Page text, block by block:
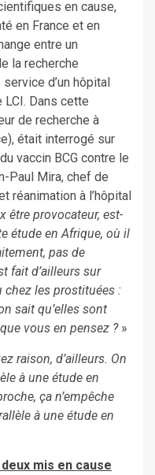
en cause,
en France et en
entre un
la recherche
d’un hôpital
Dans cette
de recherche à
était interrogé sur
vaccin BCG contre le
Paul Mira, chef de
réanimation à l’hôpital
être provocateur, est-
étude en Afrique, où il
pas de
fait d’ailleurs sur
chez les prostituées :
sait qu’elles sont
vous en pensez ?»
raison, d’ailleurs. On
à une étude en
ça n’empêche
à une étude en
mis en cause